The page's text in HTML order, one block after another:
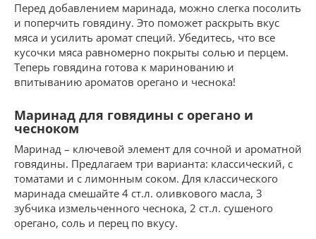
Перед добавлением маринада, можно слегка посолить
и поперчить говядину. Это поможет раскрыть вкус
мяса и усилить аромат специй. Убедитесь, что все
кусочки мяса равномерно покрыты солью и перцем.
Теперь говядина готова к маринованию и
впитыванию ароматов орегано и чеснока!
Маринад для говядины с орегано и
чесноком
Маринад – ключевой элемент для сочной и ароматной
говядины. Предлагаем три варианта: классический, с
томатами и с лимонным соком. Для классического
маринада смешайте 4 ст.л. оливкового масла, 3
зубчика измельченного чеснока, 2 ст.л. сушеного
орегано, соль и перец по вкусу.